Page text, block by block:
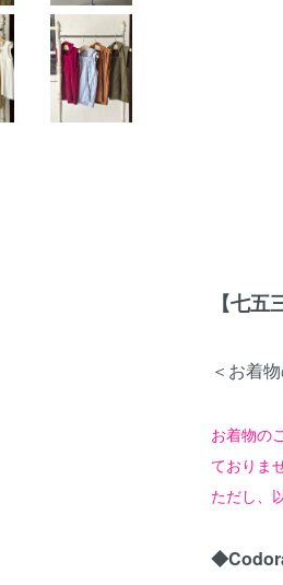
【七
＜お着
お着物の
ておりま
ただし、